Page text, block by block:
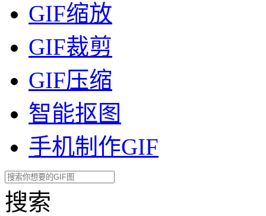
GIF缩放
GIF裁剪
GIF压缩
智能抠图
手机制作GIF
搜索